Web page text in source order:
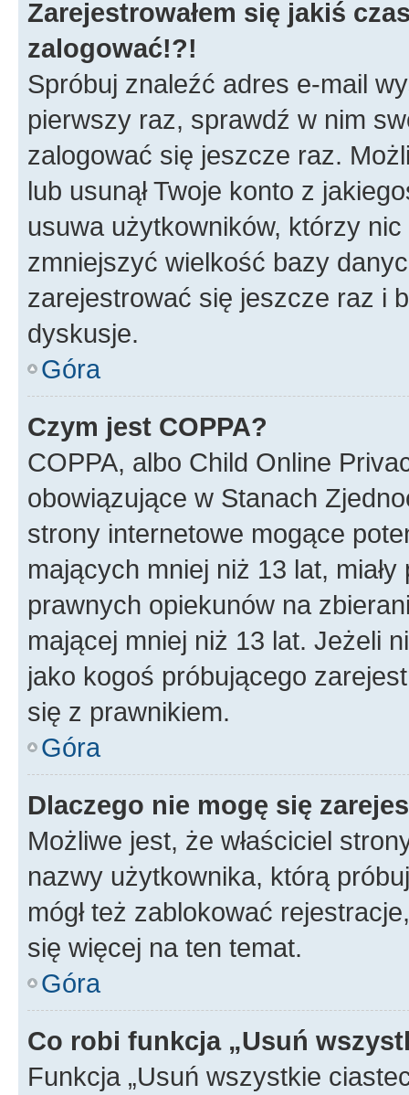
Zarejestrowałem się jakiś
zalogować!?!
Spróbuj znaleźć adres e-mail
pierwszy raz, sprawdź w nim
zalogować się jeszcze raz.
lub usunął Twoje konto z
usuwa użytkowników, którzy
zmniejszyć wielkość bazy
zarejestrować się jeszcze raz i
dyskusje.
Góra
Czym jest COPPA?
COPPA, albo Child Online
obowiązujące w Stanach
strony internetowe mogące
mających mniej niż 13 lat,
prawnych opiekunów na
mającej mniej niż 13 lat. Jeżeli
jako kogoś próbującego
się z prawnikiem.
Góra
Dlaczego nie mogę się
Możliwe jest, że właściciel
nazwy użytkownika, którą
mógł też zablokować
się więcej na ten temat.
Góra
Co robi funkcja „Usuń
Funkcja „Usuń wszystkie